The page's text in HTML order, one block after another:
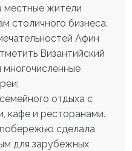
местные жители
столичного бизнеса.
Афин
Византийский
многочисленные
отдыха с
кафе и ресторанами.
сделала
для зарубежных